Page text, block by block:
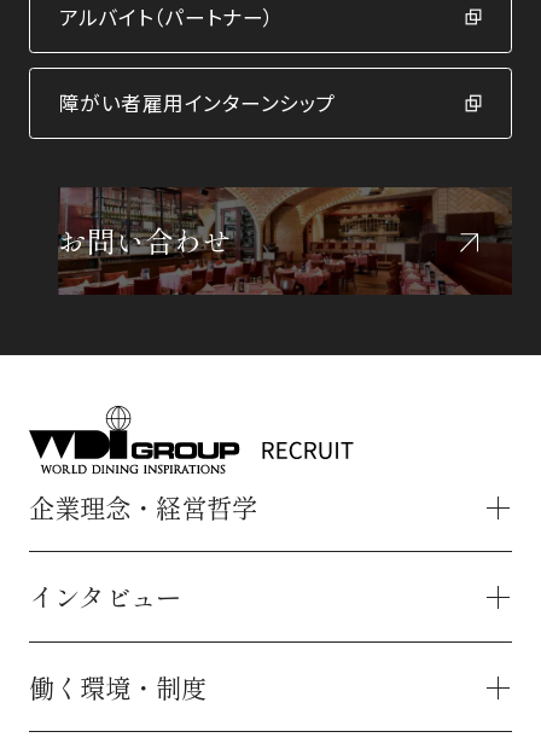
アルバイト（パートナー）
障がい者雇用インターンシップ
お問い合わせ
企業理念・経営哲学
企業理念・経営哲学 トップ
企業理念
経営哲学
グループメッセージ
インタビュー
インタビュー トップ
接客職
調理職
働く環境・制度